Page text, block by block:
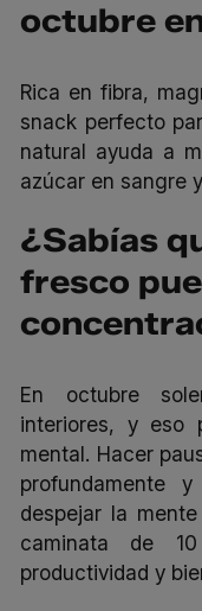
octubre
Rica en fibra,
snack perfecto
natural ayuda a
azúcar en sangre
¿Sabías
fresco
En octubre
interiores, y eso
mental. Hacer
profundamente
despejar la
caminata de
productividad y